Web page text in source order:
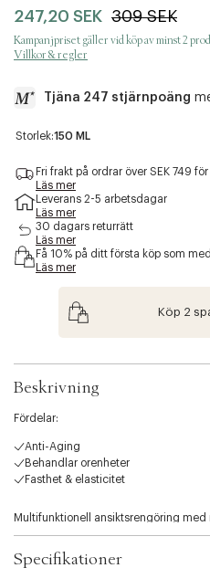
Länk
till
samma
sida.
247,20 SEK 309 SEK
Kampanjpriset gäller vid köp av minst 2
Villkor & regler
Tjäna 247 stjärnpoäng
a
c
s
b
i
v
a
i
t
i
o
.
s
Storlek:150 ML
Fri frakt på ordrar över SEK 749
Läs mer
Leverans 2-5 arbetsdagar
Läs mer
30 dagars returrätt
Läs mer
Få 10% på ditt första köp som
Läs mer
Köp 2
Beskrivning
Fördelar:
Anti-Aging
Behandlar orenheter
Fasthet & elasticitet
Multifunktionell ansiktsrengöring
djuprengörande och avlägsnar
irritera känslig hy. Stimulerar
Specifikationer